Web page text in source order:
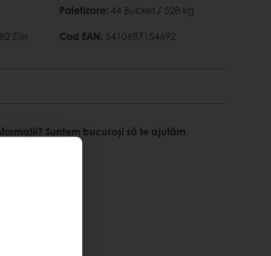
Paletizare: 44 Bucket / 528 kg
Zile Cod EAN: 5410687154692
Suntem bucuroși să te ajutăm.